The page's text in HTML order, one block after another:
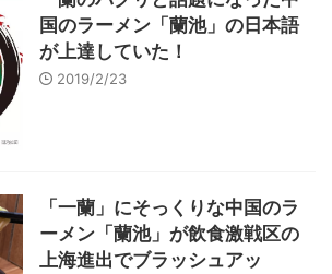
国のラーメン「蘭池」の日本語
が上達していた！
2019/2/23
「一蘭」にそっくりな中国のラ
ーメン「蘭池」が飲食激戦区の
上海進出でブラッシュアッ